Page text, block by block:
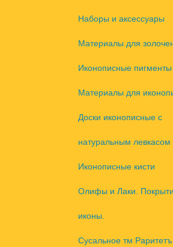
Наборы и аксессуары
Материалы для
Иконописные пигменты
Материалы для
Доски иконописные с
натуральным левкасом
Иконописные кисти
Олифы и Лаки.
иконы.
Сусальное тм Раритетъ